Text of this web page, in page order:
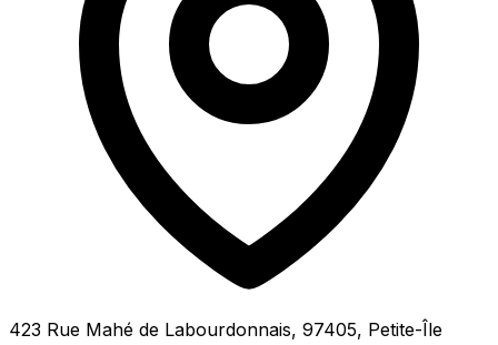
423 Rue Mahé de Labourdonnais, 97405, Petite-Île